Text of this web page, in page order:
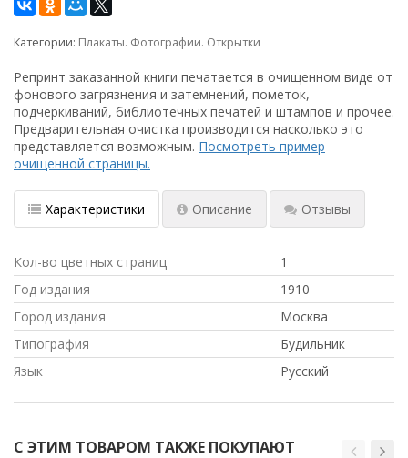
Категории: Плакаты. Фотографии. Открытки
Репринт заказанной книги печатается в очищенном виде от
фонового загрязнения и затемнений, пометок,
подчеркиваний, библиотечных печатей и штампов и прочее.
Предварительная очистка производится насколько это
представляется возможным. Посмотреть пример
очищенной страницы.
Характеристики Описание Отзывы
Кол-во цветных страниц
1
Год издания
1910
Город издания
Москва
Типография
Будильник
Язык
Русский
С ЭТИМ ТОВАРОМ ТАКЖЕ ПОКУПАЮТ